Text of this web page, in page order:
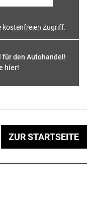
kostenfreien Zugriff.
für den Autohandel!
hier!
ZUR STARTSEITE